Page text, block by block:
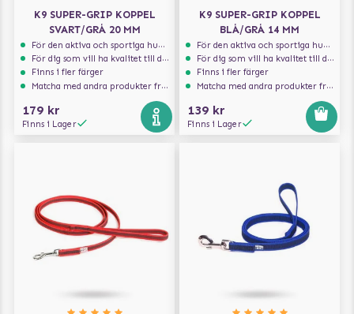
K9 SUPER-GRIP KOPPEL
SVART/GRÅ 20 MM
För den aktiva och sportiga hunden
För dig som vill ha kvalitet till din hund!
Finns i fler färger
Matcha med andra produkter från Julius-K9
179 kr
Finns i Lager
K9 SUPER-GRIP KOPPEL
BLÅ/GRÅ 14 MM
För den aktiva och sportiga hunden
För dig som vill ha kvalitet till din hund!
Finns i fler färger
Matcha med andra produkter från Julius-K9
139 kr
Finns i Lager